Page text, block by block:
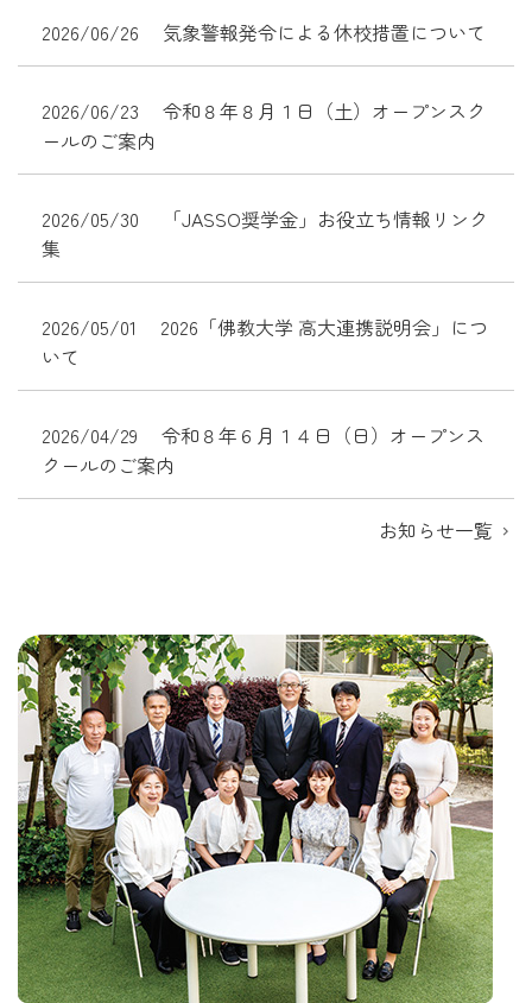
2026/06/26 気象警報発令による休校措置について
2026/06/23
令和８年８月１日（土）オープンスク
ールのご案内
2026/05/30
「JASSO奨学金」お役立ち情報リンク
集
2026/05/01
2026「佛教大学 高大連携説明会」につ
いて
2026/04/29
令和８年６月１４日（日）オープンス
クールのご案内
お知らせ一覧 chevron_right